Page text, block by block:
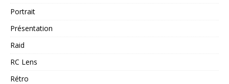
Portrait
Présentation
Raid
RC Lens
Rétro